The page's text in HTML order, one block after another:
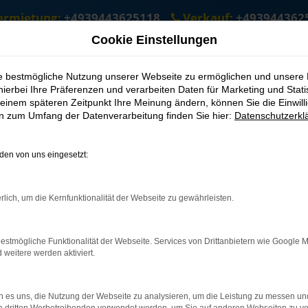
+4939443625118 Verkauf:
nach Goslar
den passenden Škoda
kaufen oder mieten möchten, sind Sie bei uns für
Nicht nur das zeichnet ASM Autoservice Meißner für
einer Vollausstattung. Sie werden staunen, wie schnell es
bei ASM Autoservice Meißner vorbei und informieren Sie sich
Network Error
paar Tipps, die dir helfen können:
Cookie Einstellungen
bestmögliche Nutzung unserer Webseite zu ermöglichen und unsere
Ihre Präferenzen und verarbeiten Daten für Marketing und
späteren Zeitpunkt Ihre Meinung ändern, können Sie die
zum Umfang der Datenverarbeitung finden Sie hier:
von uns eingesetzt:
um die Kernfunktionalität der Webseite zu gewährleisten.
Funktionalität der Webseite. Services von Drittanbietern wie Google
weitere werden aktiviert.
es uns, die Nutzung der Webseite zu analysieren, um die Leistung zu messen